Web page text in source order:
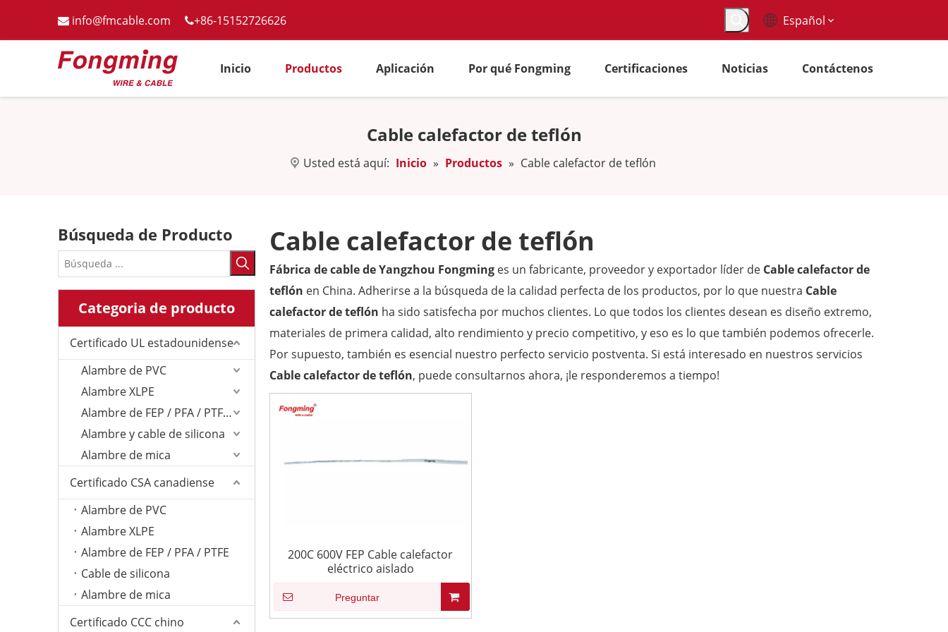
 info@fmcable.com +86-15152726626 Español
Inicio Productos Aplicación Por qué Fongming Certificaciones Noticias Contáctenos
Cable calefactor de teflón
Usted está aquí: Inicio » Productos » Cable calefactor de teflón
Búsqueda de Producto
Categoria de producto
Certificado UL estadounidense
Alambre de PVC
Alambre XLPE
Alambre de FEP / PFA / PTFE/ETFE
Alambre y cable de silicona
Alambre de mica
Certificado CSA canadiense
Alambre de PVC
Alambre XLPE
Alambre de FEP / PFA / PTFE
Cable de silicona
Alambre de mica
Certificado CCC chino
Cable calefactor de teflón
Fábrica de cable de Yangzhou Fongming es un fabricante, proveedor y exportador líder de Cable calefactor de
teflón en China. Adherirse a la búsqueda de la calidad perfecta de los productos, por lo que nuestra Cable
calefactor de teflón ha sido satisfecha por muchos clientes. Lo que todos los clientes desean es diseño extremo,
materiales de primera calidad, alto rendimiento y precio competitivo, y eso es lo que también podemos ofrecerle.
Por supuesto, también es esencial nuestro perfecto servicio postventa. Si está interesado en nuestros servicios
Cable calefactor de teflón, puede consultarnos ahora, ¡le responderemos a tiempo!
200C 600V FEP Cable calefactor
eléctrico aislado
Preguntar